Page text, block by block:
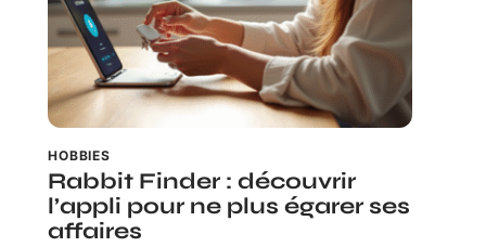
HOBBIES
Rabbit Finder : découvrir
l’appli pour ne plus égarer ses
affaires